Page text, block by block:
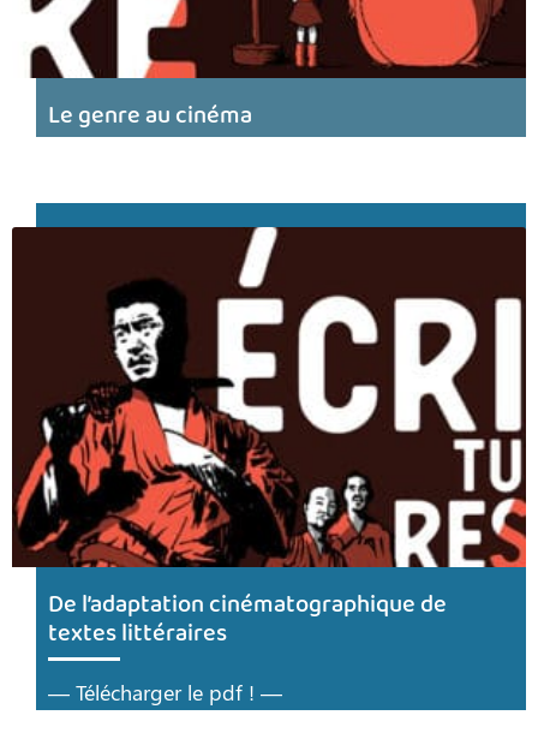
Le genre au cinéma
De l’adaptation cinématographique de
textes littéraires
— Télécharger le pdf ! —